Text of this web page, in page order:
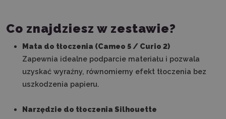
Co znajdziesz w zestawie?
Mata do tłoczenia (Cameo 5 / Curio 2)
Zapewnia idealne podparcie materiału i pozwala
uzyskać wyraźny, równomierny efekt tłoczenia bez
uszkodzenia papieru.
Narzędzie do tłoczenia Silhouette